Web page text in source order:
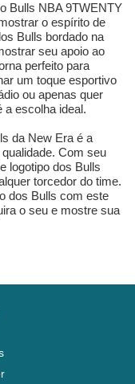
Bulls NBA 9TWENTY
o espírito de
Bulls bordado na
seu apoio ao
perfeito para
um toque esportivo
ou apenas quer
a escolha ideal.
da New Era é a
Com seu
logotipo dos Bulls
torcedor do time.
dos Bulls com este
o seu e mostre sua